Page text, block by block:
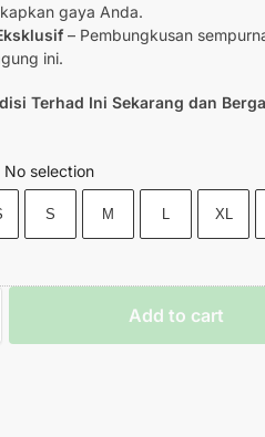
gaya Anda.
– Pembungkusan
ini.
Terhad Ini Sekarang dan
No selection
S M L XL
Add to cart